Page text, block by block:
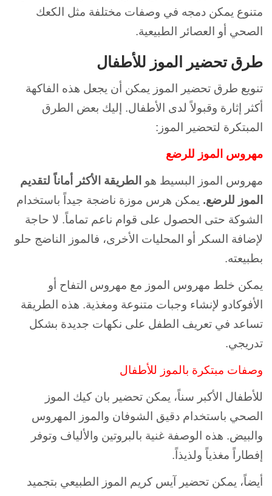
متنوع يمكن دمجه في وصفات مختلفة مثل الكعك
الصحي أو العصائر الطبيعية.
طرق تحضير الموز للأطفال
تنويع طرق تحضير الموز يمكن أن يجعل هذه الفاكهة
أكثر إثارة وقبولاً لدى الأطفال. إليك بعض الطرق
المبتكرة لتحضير الموز:
مهروس الموز للرضع
مهروس الموز البسيط هو الطريقة الأكثر أماناً لتقديم
الموز للرضع. يمكن هرس موزة ناضجة جيداً باستخدام
الشوكة حتى الحصول على قوام ناعم تماماً. لا حاجة
لإضافة السكر أو المحليات الأخرى، فالموز الناضج حلو
بطبيعته.
يمكن خلط مهروس الموز مع مهروس التفاح أو
الأفوكادو لإنشاء وجبات متنوعة ومغذية. هذه الطريقة
تساعد في تعريف الطفل على نكهات جديدة بشكل
تدريجي.
وصفات مبتكرة بالموز للأطفال
للأطفال الأكبر سناً، يمكن تحضير بان كيك الموز
الصحي باستخدام دقيق الشوفان والموز المهروس
والبيض. هذه الوصفة غنية بالبروتين والألياف وتوفر
إفطاراً مغذياً ولذيذاً.
أيضاً، يمكن تحضير آيس كريم الموز الطبيعي بتجميد